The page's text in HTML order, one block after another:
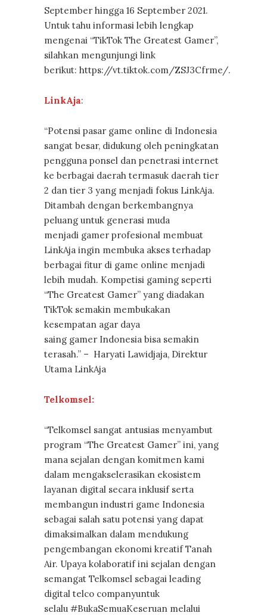
September hingga 16 September 2021.
Untuk tahu informasi lebih lengkap
mengenai “TikTok The Greatest Gamer”,
silahkan mengunjungi link
berikut: https://vt.tiktok.com/ZSJ3Cfrme/.
LinkAja:
“Potensi pasar game online di Indonesia
sangat besar, didukung oleh peningkatan
pengguna ponsel dan penetrasi internet
ke berbagai daerah termasuk daerah tier
2 dan tier 3 yang menjadi fokus LinkAja.
Ditambah dengan berkembangnya
peluang untuk generasi muda
menjadi gamer profesional membuat
LinkAja ingin membuka akses terhadap
berbagai fitur di game online menjadi
lebih mudah. Kompetisi gaming seperti
“The Greatest Gamer” yang diadakan
TikTok semakin membukakan
kesempatan agar daya
saing gamer Indonesia bisa semakin
terasah.” – Haryati Lawidjaja, Direktur
Utama LinkAja
Telkomsel:
“Telkomsel sangat antusias menyambut
program “The Greatest Gamer” ini, yang
mana sejalan dengan komitmen kami
dalam mengakselerasikan ekosistem
layanan digital secara inklusif serta
membangun industri game Indonesia
sebagai salah satu potensi yang dapat
dimaksimalkan dalam mendukung
pengembangan ekonomi kreatif Tanah
Air. Upaya kolaboratif ini sejalan dengan
semangat Telkomsel sebagai leading
digital telco companyuntuk
selalu #BukaSemuaKeseruan melalui